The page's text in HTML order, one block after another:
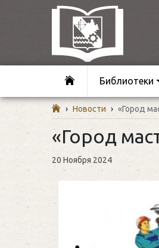
Библиотеки
› Новости › «Город
«Город
20 Ноября 2024